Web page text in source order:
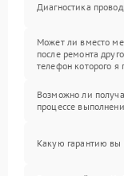
Диагностика
Может ли вместо
после ремонта
телефон которого я
Возможно ли
процессе
Какую гарантию вы